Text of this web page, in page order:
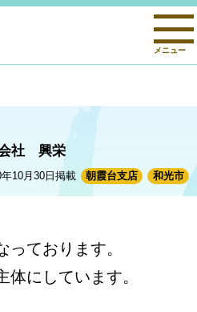
メニュー
10月30日掲載 朝霞台支店 和光市
社 興栄
っております。
にしています。